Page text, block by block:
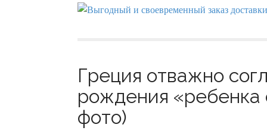
Греция отважно
рождения «ребенка
фото)